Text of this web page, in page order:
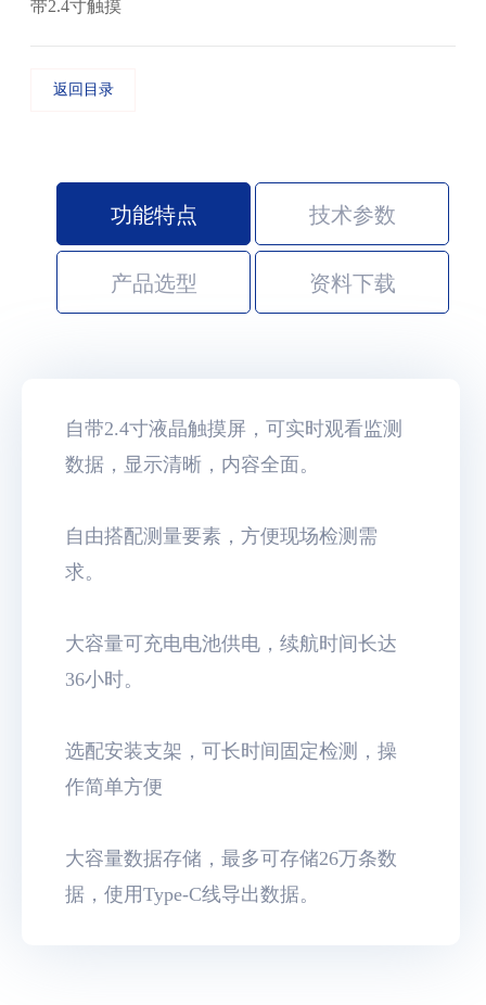
带2.4寸触摸
返回目录
功能特点 技术参数
产品选型 资料下载
自带2.4寸液晶触摸屏，可实时观看监测
数据，显示清晰，内容全面。
自由搭配测量要素，方便现场检测需
求。
大容量可充电电池供电，续航时间长达
36小时。
选配安装支架，可长时间固定检测，操
作简单方便
大容量数据存储，最多可存储26万条数
据，使用Type-C线导出数据。